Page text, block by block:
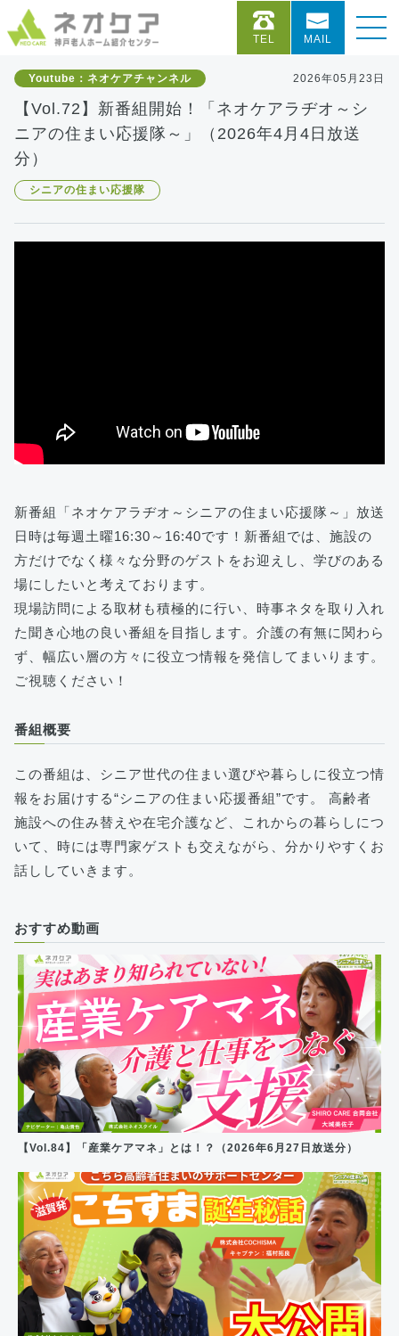
TEL MAIL
Youtube：ネオケアチャンネル 2026年05月23日
【Vol.72】新番組開始！「ネオケアラヂオ～シ
ニアの住まい応援隊～」（2026年4月4日放送
分）
シニアの住まい応援隊
新番組「ネオケアラヂオ～シニアの住まい応援隊～」放送
日時は毎週土曜16:30～16:40です！新番組では、施設の
方だけでなく様々な分野のゲストをお迎えし、学びのある
場にしたいと考えております。
現場訪問による取材も積極的に行い、時事ネタを取り入れ
た聞き心地の良い番組を目指します。介護の有無に関わら
ず、幅広い層の方々に役立つ情報を発信してまいります。
ご視聴ください！
番組概要
この番組は、シニア世代の住まい選びや暮らしに役立つ情
報をお届けする“シニアの住まい応援番組”です。 高齢者
施設への住み替えや在宅介護など、これからの暮らしにつ
いて、時には専門家ゲストも交えながら、分かりやすくお
話ししていきます。
おすすめ動画
【Vol.84】「産業ケアマネ」とは！？（2026年6月27日放送分）